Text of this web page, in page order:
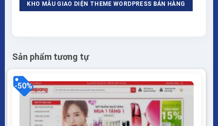
KHO MẪU GIAO DIỆN THEME WORDPRESS BÁN HÀNG
Sản phẩm tương tự
-50%